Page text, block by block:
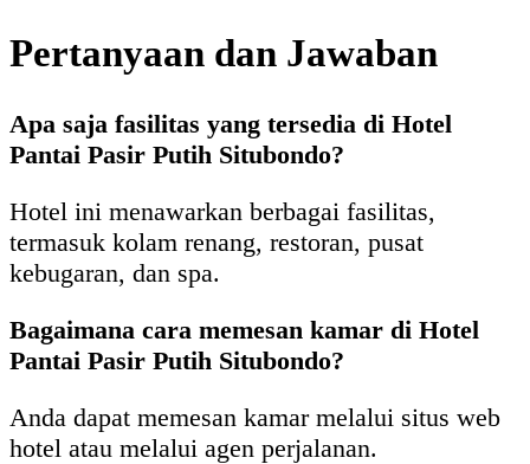
Pertanyaan dan Jawaban
Apa saja fasilitas yang tersedia di Hotel
Pantai Pasir Putih Situbondo?
Hotel ini menawarkan berbagai fasilitas,
termasuk kolam renang, restoran, pusat
kebugaran, dan spa.
Bagaimana cara memesan kamar di Hotel
Pantai Pasir Putih Situbondo?
Anda dapat memesan kamar melalui situs web
hotel atau melalui agen perjalanan.